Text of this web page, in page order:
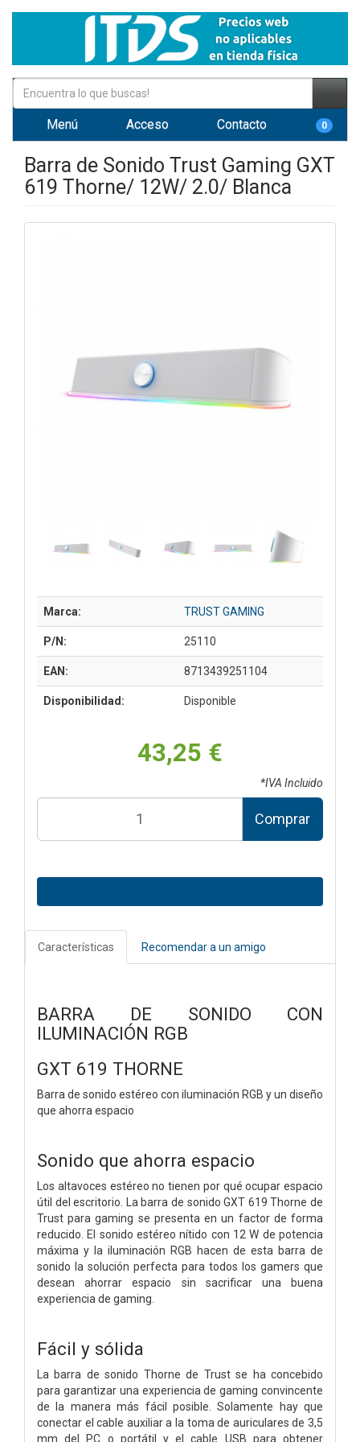
Menú Acceso Contacto 0
Barra de Sonido Trust Gaming GXT
619 Thorne/ 12W/ 2.0/ Blanca
Marca: TRUST GAMING
P/N: 25110
EAN: 8713439251104
Disponibilidad: Disponible
43,25 €
*IVA Incluido
Comprar
Características Recomendar a un amigo
BARRA DE SONIDO CON
ILUMINACIÓN RGB
GXT 619 THORNE
Barra de sonido estéreo con iluminación RGB y un diseño
que ahorra espacio
Sonido que ahorra espacio
Los altavoces estéreo no tienen por qué ocupar espacio
útil del escritorio. La barra de sonido GXT 619 Thorne de
Trust para gaming se presenta en un factor de forma
reducido. El sonido estéreo nítido con 12 W de potencia
máxima y la iluminación RGB hacen de esta barra de
sonido la solución perfecta para todos los gamers que
desean ahorrar espacio sin sacrificar una buena
experiencia de gaming.
Fácil y sólida
La barra de sonido Thorne de Trust se ha concebido
para garantizar una experiencia de gaming convincente
de la manera más fácil posible. Solamente hay que
conectar el cable auxiliar a la toma de auriculares de 3,5
mm del PC o portátil y el cable USB para obtener